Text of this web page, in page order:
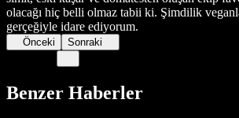
olacağı hiç belli olmaz tabii ki. Şimdilik
gerçeğiyle idare ediyorum.
Önceki Sonraki
Benzer Haberler